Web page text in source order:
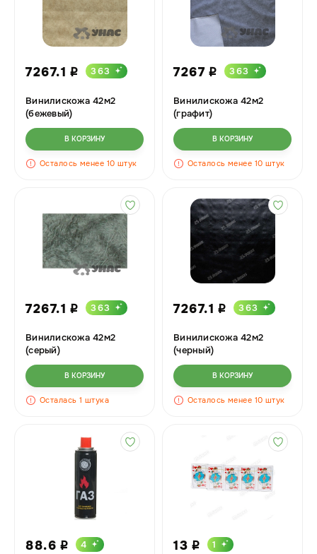
7267.1 i 363
Винилискожа 42м2
(бежевый)
В КОРЗИНУ
Осталось менее 10 штук
7267 i 363
Винилискожа 42м2
(графит)
В КОРЗИНУ
Осталось менее 10 штук
7267.1 i 363
Винилискожа 42м2
(серый)
В КОРЗИНУ
Осталась 1 штука
7267.1 i 363
Винилискожа 42м2
(черный)
В КОРЗИНУ
Осталось менее 10 штук
88.6 i 4 13 i 1